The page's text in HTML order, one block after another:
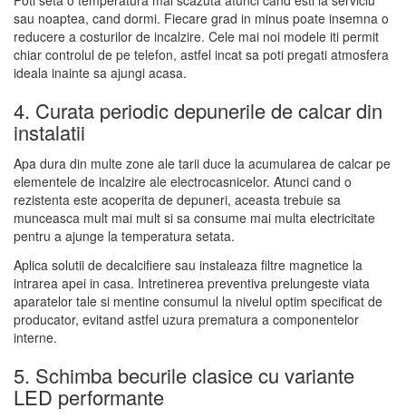
sau noaptea, cand dormi. Fiecare grad in minus poate insemna o
reducere a costurilor de incalzire. Cele mai noi modele iti permit
chiar controlul de pe telefon, astfel incat sa poti pregati atmosfera
ideala inainte sa ajungi acasa.
4. Curata periodic depunerile de calcar din
instalatii
Apa dura din multe zone ale tarii duce la acumularea de calcar pe
elementele de incalzire ale electrocasnicelor. Atunci cand o
rezistenta este acoperita de depuneri, aceasta trebuie sa
munceasca mult mai mult si sa consume mai multa electricitate
pentru a ajunge la temperatura setata.
Aplica solutii de decalcifiere sau instaleaza filtre magnetice la
intrarea apei in casa. Intretinerea preventiva prelungeste viata
aparatelor tale si mentine consumul la nivelul optim specificat de
producator, evitand astfel uzura prematura a componentelor
interne.
5. Schimba becurile clasice cu variante
LED performante